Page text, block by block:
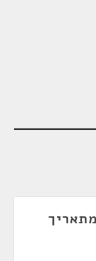
ישיבת ועדה של הכנסת ה-23 מתאריך